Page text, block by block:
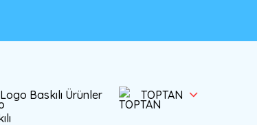
Logo Baskılı Ürünler TOPTAN